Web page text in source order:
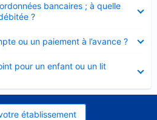
bancaires ; à quelle
?
ou un paiement à l’avance ?
pour un enfant ou un lit
établissement